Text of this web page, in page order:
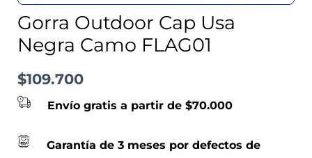
Gorra Outdoor Cap Usa
Negra Camo FLAG01
$109.700
Envío gratis a partir de $70.000
Garantía de 3 meses por defectos de